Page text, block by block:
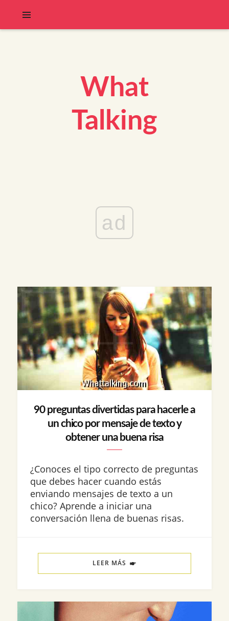
What
Talking
ad
90 preguntas divertidas para hacerle a
un chico por mensaje de texto y
obtener una buena risa
¿Conoces el tipo correcto de preguntas
que debes hacer cuando estás
enviando mensajes de texto a un
chico? Aprende a iniciar una
conversación llena de buenas risas.
LEER MÁS